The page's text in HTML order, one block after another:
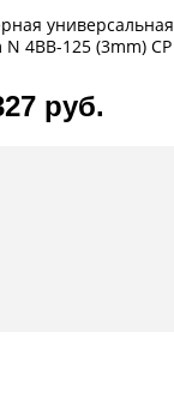
универсальная
4BB-125 (3mm) CP
руб.